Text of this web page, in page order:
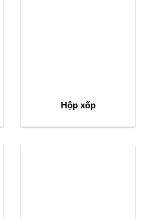
Hộp xốp